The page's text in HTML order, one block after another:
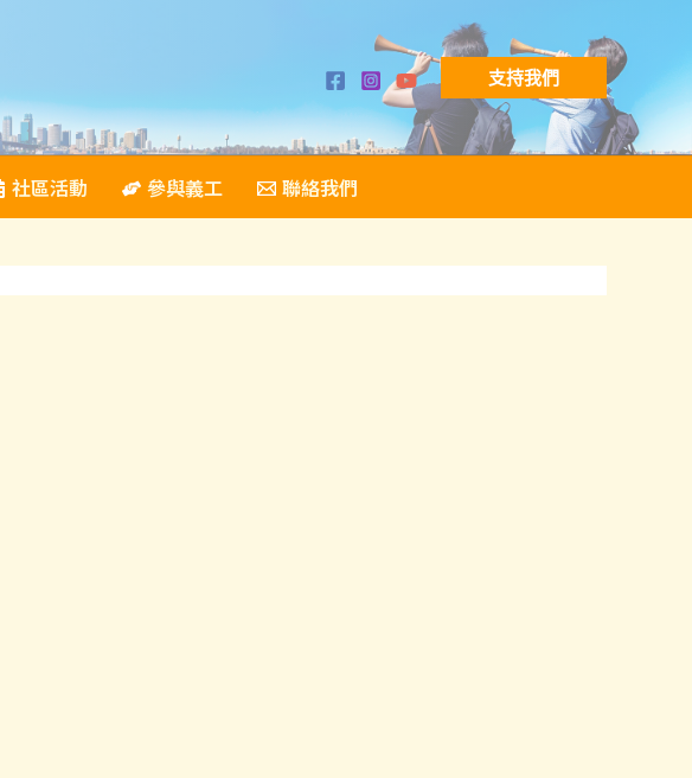
支持我們
社區活動 參與義工 聯絡我們